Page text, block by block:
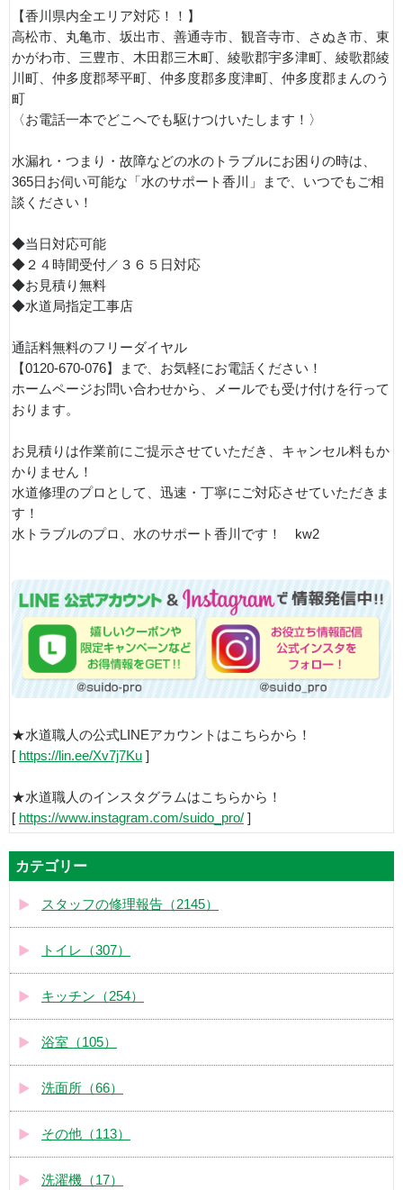
【香川県内全エリア対応！！】
高松市、丸亀市、坂出市、善通寺市、観音寺市、さぬき市、東
かがわ市、三豊市、木田郡三木町、綾歌郡宇多津町、綾歌郡綾
川町、仲多度郡琴平町、仲多度郡多度津町、仲多度郡まんのう
町
〈お電話一本でどこへでも駆けつけいたします！〉
水漏れ・つまり・故障などの水のトラブルにお困りの時は、
365日お伺い可能な「水のサポート香川」まで、いつでもご相
談ください！
◆当日対応可能
◆２４時間受付／３６５日対応
◆お見積り無料
◆水道局指定工事店
通話料無料のフリーダイヤル
【0120-670-076】まで、お気軽にお電話ください！
ホームページお問い合わせから、メールでも受け付けを行って
おります。
お見積りは作業前にご提示させていただき、キャンセル料もか
かりません！
水道修理のプロとして、迅速・丁寧にご対応させていただきま
す！
水トラブルのプロ、水のサポート香川です！ kw2
★水道職人の公式LINEアカウントはこちらから！
[ https://lin.ee/Xv7j7Ku ]
★水道職人のインスタグラムはこちらから！
[ https://www.instagram.com/suido_pro/ ]
カテゴリー
スタッフの修理報告（2145）
トイレ（307）
キッチン（254）
浴室（105）
洗面所（66）
その他（113）
洗濯機（17）